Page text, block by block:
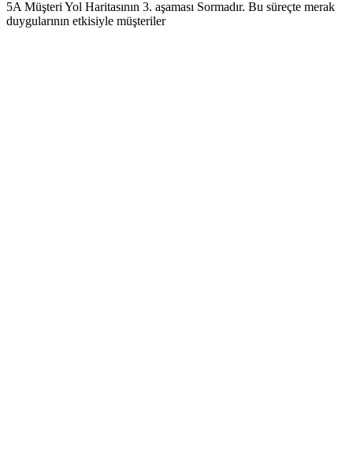
5A Müşteri Yol Haritasının 3. aşaması Sormadır. Bu süreçte merak
duygularının etkisiyle müşteriler